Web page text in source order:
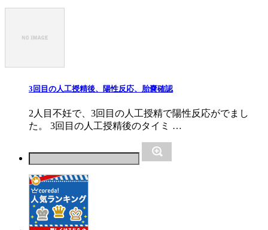
3回目の人工授精後、陽性反応、胎嚢確認
2人目不妊で、3回目の人工授精で陽性反応がでまし
た。 3回目の人工授精後のタイミ …